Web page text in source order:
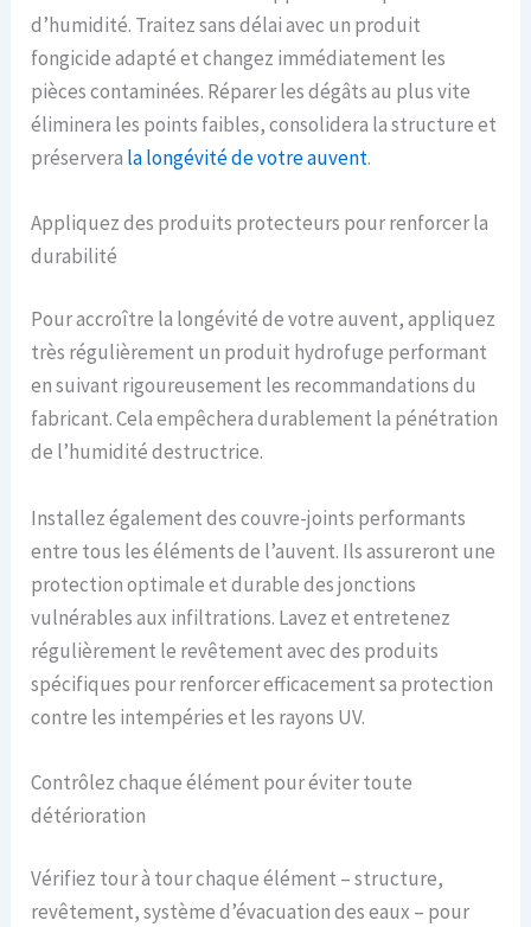
d’humidité. Traitez sans délai avec un produit
fongicide adapté et changez immédiatement les
pièces contaminées. Réparer les dégâts au plus vite
éliminera les points faibles, consolidera la structure et
préservera la longévité de votre auvent.
Appliquez des produits protecteurs pour renforcer la
durabilité
Pour accroître la longévité de votre auvent, appliquez
très régulièrement un produit hydrofuge performant
en suivant rigoureusement les recommandations du
fabricant. Cela empêchera durablement la pénétration
de l’humidité destructrice.
Installez également des couvre-joints performants
entre tous les éléments de l’auvent. Ils assureront une
protection optimale et durable des jonctions
vulnérables aux infiltrations. Lavez et entretenez
régulièrement le revêtement avec des produits
spécifiques pour renforcer efficacement sa protection
contre les intempéries et les rayons UV.
Contrôlez chaque élément pour éviter toute
détérioration
Vérifiez tour à tour chaque élément – structure,
revêtement, système d’évacuation des eaux – pour